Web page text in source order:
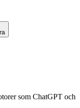
som ChatGPT och